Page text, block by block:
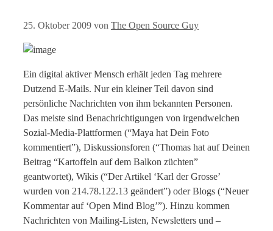
25. Oktober 2009 von The Open Source Guy
Ein digital aktiver Mensch erhält jeden Tag mehrere
Dutzend E-Mails. Nur ein kleiner Teil davon sind
persönliche Nachrichten von ihm bekannten Personen.
Das meiste sind Benachrichtigungen von irgendwelchen
Sozial-Media-Plattformen (“Maya hat Dein Foto
kommentiert”), Diskussionsforen (“Thomas hat auf Deinen
Beitrag “Kartoffeln auf dem Balkon züchten”
geantwortet), Wikis (“Der Artikel ‘Karl der Grosse’
wurden von 214.78.122.13 geändert”) oder Blogs (“Neuer
Kommentar auf ‘Open Mind Blog’”). Hinzu kommen
Nachrichten von Mailing-Listen, Newsletters und –